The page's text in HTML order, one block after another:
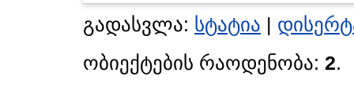
გადასვლა: სტატია
ობიექტების რაოდენობა: 2.